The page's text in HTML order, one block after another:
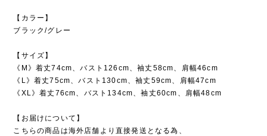
【カラー】
ブラック/グレー
【サイズ】
《M》着丈74cm、バスト126cm、袖丈58cm、肩幅46cm
《L》着丈75cm、バスト130cm、袖丈59cm、肩幅47cm
《XL》着丈76cm、バスト134cm、袖丈60cm、肩幅48cm
【お届けについて】
こちらの商品は海外店舗より直接発送となる為、